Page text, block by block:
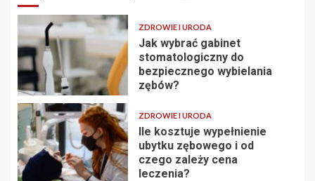
ZDROWIE I URODA
Jak wybrać gabinet
stomatologiczny do
bezpiecznego wybielania
zębów?
ZDROWIE I URODA
Ile kosztuje wypełnienie
ubytku zębowego i od
czego zależy cena
leczenia?